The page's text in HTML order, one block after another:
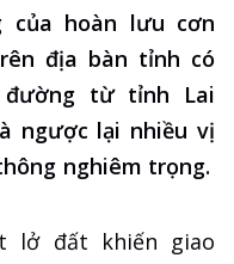
của hoàn lưu cơn
địa bàn tỉnh có
đường từ tỉnh Lai
ngược lại nhiều vị
nghiêm trọng.
lở đất khiến giao